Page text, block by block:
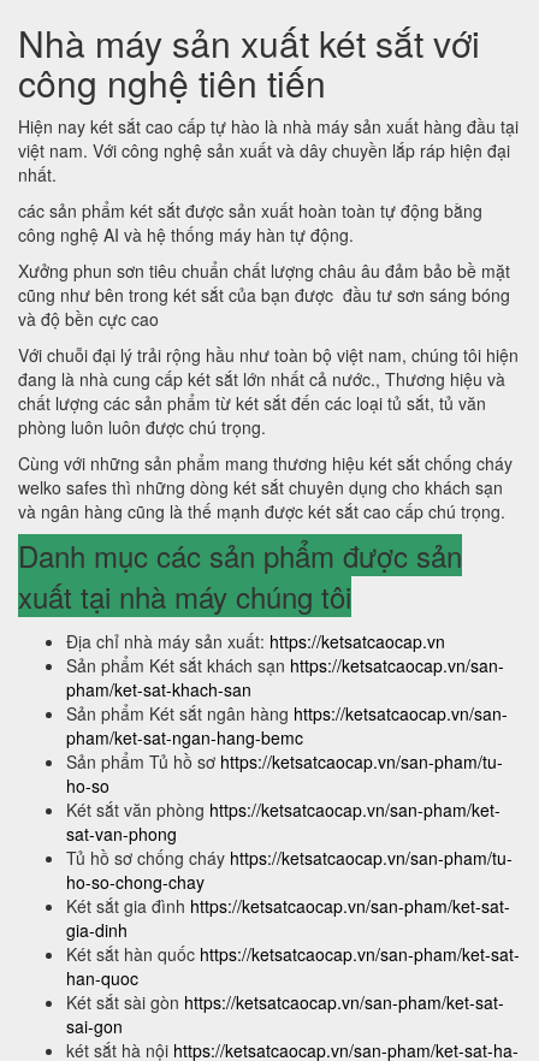
Nhà máy sản xuất két sắt với
công nghệ tiên tiến
Hiện nay két sắt cao cấp tự hào là nhà máy sản xuất hàng đầu tại
việt nam. Với công nghệ sản xuất và dây chuyền lắp ráp hiện đại
nhất.
các sản phẩm két sắt được sản xuất hoàn toàn tự động bằng
công nghệ AI và hệ thống máy hàn tự động.
Xưởng phun sơn tiêu chuẩn chất lượng châu âu đảm bảo bề mặt
cũng như bên trong két sắt của bạn được đầu tư sơn sáng bóng
và độ bền cực cao
Với chuỗi đại lý trải rộng hầu như toàn bộ việt nam, chúng tôi hiện
đang là nhà cung cấp két sắt lớn nhất cả nước., Thương hiệu và
chất lượng các sản phẩm từ két sắt đến các loại tủ sắt, tủ văn
phòng luôn luôn được chú trọng.
Cùng với những sản phẩm mang thương hiệu két sắt chống cháy
welko safes thì những dòng két sắt chuyên dụng cho khách sạn
và ngân hàng cũng là thế mạnh được két sắt cao cấp chú trọng.
Danh mục các sản phẩm được sản
xuất tại nhà máy chúng tôi
Địa chỉ nhà máy sản xuất: https://ketsatcaocap.vn
Sản phẩm Két sắt khách sạn https://ketsatcaocap.vn/san-
pham/ket-sat-khach-san
Sản phẩm Két sắt ngân hàng https://ketsatcaocap.vn/san-
pham/ket-sat-ngan-hang-bemc
Sản phẩm Tủ hồ sơ https://ketsatcaocap.vn/san-pham/tu-
ho-so
Két sắt văn phòng https://ketsatcaocap.vn/san-pham/ket-
sat-van-phong
Tủ hồ sơ chống cháy https://ketsatcaocap.vn/san-pham/tu-
ho-so-chong-chay
Két sắt gia đình https://ketsatcaocap.vn/san-pham/ket-sat-
gia-dinh
Két sắt hàn quốc https://ketsatcaocap.vn/san-pham/ket-sat-
han-quoc
Két sắt sài gòn https://ketsatcaocap.vn/san-pham/ket-sat-
sai-gon
két sắt hà nội https://ketsatcaocap.vn/san-pham/ket-sat-ha-